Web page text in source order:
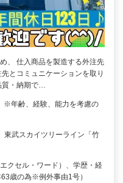
、 仕入商品を製造する外注先
とコミュニケーションを取り
・納期で…
年齢、経験、能力を考慮の
武スカイツリーライン「竹
クセル・ワード）、学歴・経
歳の為※例外事由1号）